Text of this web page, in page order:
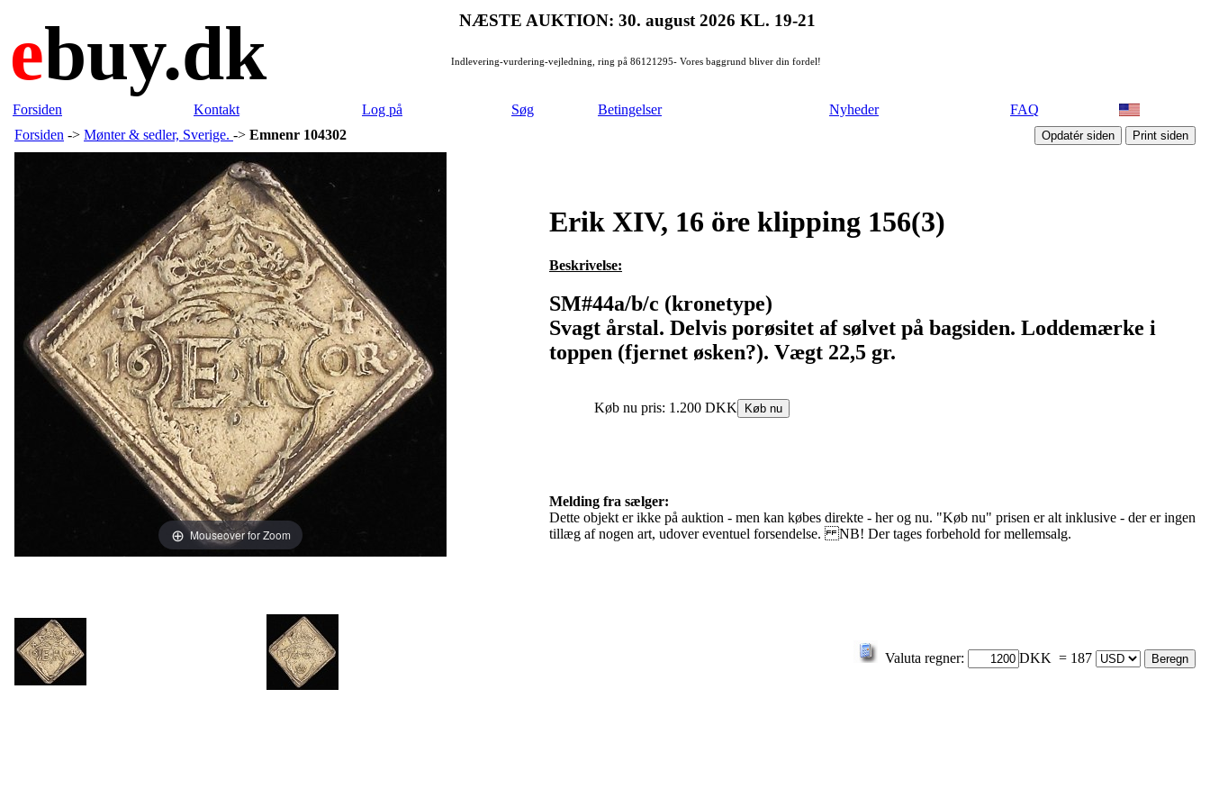
ebuy.dk NÆSTE AUKTION: 30. august 2026 KL. 19-21
Indlevering-vurdering-vejledning, ring på 86121295- Vores baggrund bliver din fordel!
Forsiden Kontakt Log på Søg Betingelser Nyheder
FAQ
Forsiden -> Mønter & sedler, Sverige. -> Emnenr 104302
Mouseover for Zoom
Erik XIV, 16 öre klipping 156(3)
Beskrivelse:
SM#44a/b/c (kronetype)
Svagt årstal. Delvis porøsitet af sølvet på bagsiden. Loddemærke i
toppen (fjernet øsken?). Vægt 22,5 gr.
Melding fra sælger:
Dette objekt er ikke på auktion - men kan købes direkte - her og nu. "Køb nu" prisen er alt inklusive - der er ingen
tillæg af nogen art, udover eventuel forsendelse. NB! Der tages forbehold for mellemsalg.
Valuta regner: DKK = 187